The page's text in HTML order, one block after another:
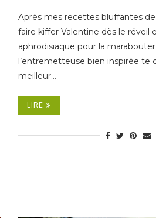
Après mes recettes bluffantes
faire kiffer Valentine dès le réveil
aphrodisiaque pour la
l’entremetteuse bien inspirée te
meilleur…
LIRE